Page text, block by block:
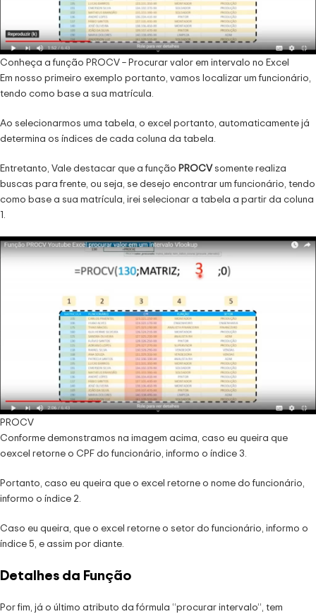
Conheça a função PROCV – Procurar valor em intervalo no Excel
Em nosso primeiro exemplo portanto, vamos localizar um funcionário,
tendo como base a sua matrícula.
Ao selecionarmos uma tabela, o excel portanto, automaticamente já
determina os índices de cada coluna da tabela.
Entretanto, Vale destacar que a função PROCVsomente realiza
buscas para frente, ou seja, se desejo encontrar um funcionário, tendo
como base a sua matrícula, irei selecionar a tabela a partir da coluna
1.
PROCV
Conforme demonstramos na imagem acima, caso eu queira que
oexcel retorne o CPF do funcionário, informo o índice 3.
Portanto, caso eu queira que o excel retorne o nome do funcionário,
informo o índice 2.
Caso eu queira, que o excel retorne o setor do funcionário, informo o
índice 5, e assim por diante.
Detalhes da Função
Por fim, já o último atributo da fórmula “procurar intervalo”, tem